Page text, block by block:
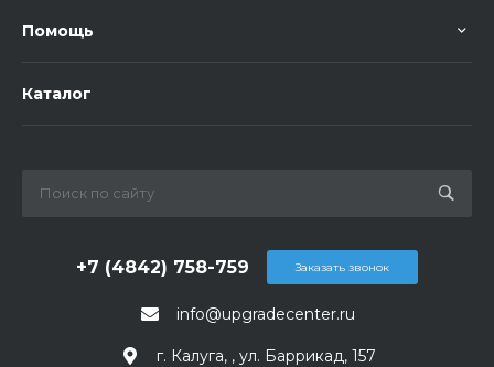
Помощь
Каталог
info@upgradecenter.ru
+7 (4842) 758-759
г. Калуга, , ул. Баррикад, 157
Заказать звонок